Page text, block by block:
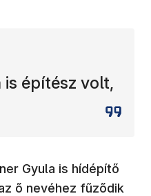
is építész volt,
Gyula is hídépítő
ő nevéhez fűződik